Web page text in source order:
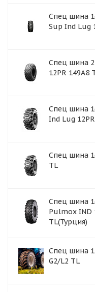
Спец шина
Sup Ind Lug
Спец шина
12PR 149A8
Спец шина
Ind Lug
Спец шина
TL
Спец шина
Pulmox IND
TL(Турция)
Спец шина
G2/L2 TL